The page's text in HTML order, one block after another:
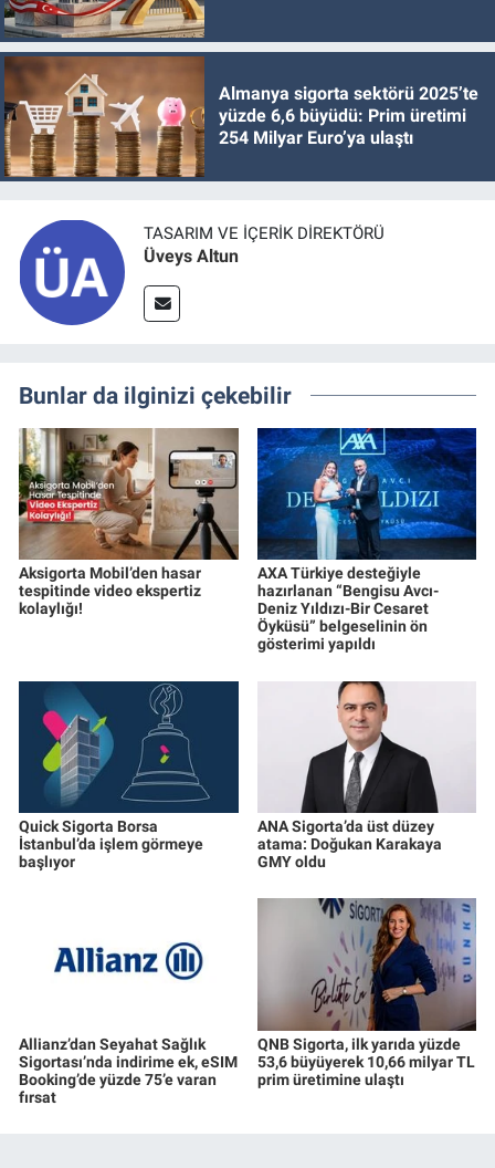
Almanya sigorta sektörü 2025’te
yüzde 6,6 büyüdü: Prim üretimi
254 Milyar Euro’ya ulaştı
TASARIM VE İÇERIK DIREKTÖRÜ
Üveys Altun
Bunlar da ilginizi çekebilir
Aksigorta Mobil’den hasar
tespitinde video ekspertiz
kolaylığı!
AXA Türkiye desteğiyle
hazırlanan “Bengisu Avcı-
Deniz Yıldızı-Bir Cesaret
Öyküsü” belgeselinin ön
gösterimi yapıldı
Quick Sigorta Borsa
İstanbul’da işlem görmeye
başlıyor
ANA Sigorta’da üst düzey
atama: Doğukan Karakaya
GMY oldu
Allianz’dan Seyahat Sağlık
Sigortası’nda indirime ek, eSIM
Booking’de yüzde 75’e varan
fırsat
QNB Sigorta, ilk yarıda yüzde
53,6 büyüyerek 10,66 milyar TL
prim üretimine ulaştı